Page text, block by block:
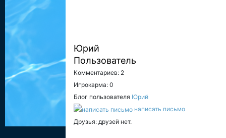
Юрий
Пользователь
Комментариев: 2
Игрокарма: 0
Блог пользователя Юрий
написать письмо
Друзья: друзей нет.